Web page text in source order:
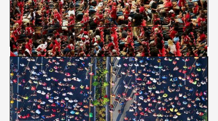
Fotografía en Diasec
Administrative Offices 